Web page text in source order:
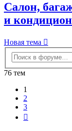
Салон,
и
Новая тема
76 тем
1
2
3